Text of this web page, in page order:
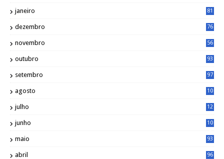
janeiro 81
dezembro 76
novembro 56
outubro 93
setembro 97
agosto
10
julho
12
junho
10
maio 93
abril 96